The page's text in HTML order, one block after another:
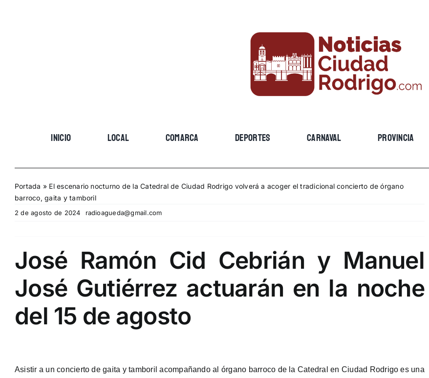
INICIO LOCAL COMARCA DEPORTES CARNAVAL PROVINCIA
Portada » El escenario nocturno de la Catedral de Ciudad Rodrigo volverá a acoger el tradicional concierto de órgano
barroco, gaita y tamboril
2 de agosto de 2024 radioagueda@gmail.com
José Ramón Cid Cebrián y Manuel
José Gutiérrez actuarán en la noche
del 15 de agosto
Asistir a un concierto de gaita y tamboril acompañando al órgano barroco de la Catedral en Ciudad Rodrigo es una